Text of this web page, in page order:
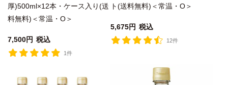
厚)500ml×12本・ケース入り(送
料無料)＜常温・O＞
7,500 税込
1件
ト(送料無料)＜常温・O＞
5,675 税込
12件